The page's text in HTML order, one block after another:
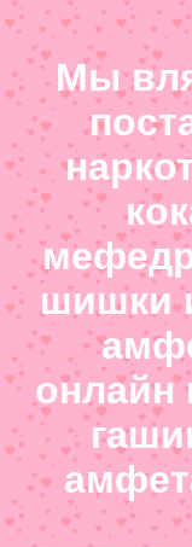
Мы
шишки
онлайн